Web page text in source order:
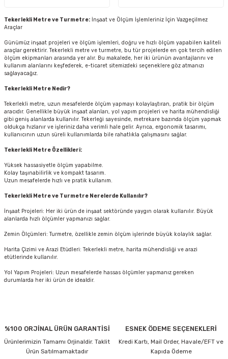
Tekerlekli Metre ve Turmetre: İnşaat ve Ölçüm İşlemleriniz İçin Vazgeçilmez
Araçlar
Günümüz inşaat projeleri ve ölçüm işlemleri, doğru ve hızlı ölçüm yapabilen kaliteli
araçlar gerektirir. Tekerlekli metre ve turmetre, bu tür projelerde en çok tercih edilen
ölçüm ekipmanları arasında yer alır. Bu makalede, her iki ürünün avantajlarını ve
kullanım alanlarını keşfederek, e-ticaret sitemizdeki seçeneklere göz atmanızı
sağlayacağız.
Tekerlekli Metre Nedir?
Tekerlekli metre, uzun mesafelerde ölçüm yapmayı kolaylaştıran, pratik bir ölçüm
aracıdır. Genellikle büyük inşaat alanları, yol yapım projeleri ve harita mühendisliği
gibi geniş alanlarda kullanılır. Tekerleği sayesinde, metrekare bazında ölçüm yapmak
oldukça hızlanır ve işleriniz daha verimli hale gelir. Ayrıca, ergonomik tasarımı,
kullanıcının uzun süreli kullanımlarda bile rahatlıkla çalışmasını sağlar.
Tekerlekli Metre Özellikleri:
Yüksek hassasiyetle ölçüm yapabilme.
Kolay taşınabilirlik ve kompakt tasarım.
Uzun mesafelerde hızlı ve pratik kullanım.
Tekerlekli Metre ve Turmetre Nerelerde Kullanılır?
İnşaat Projeleri: Her iki ürün de inşaat sektöründe yaygın olarak kullanılır. Büyük
alanlarda hızlı ölçümler yapmanızı sağlar.
Zemin Ölçümleri: Turmetre, özellikle zemin ölçüm işlerinde büyük kolaylık sağlar.
Harita Çizimi ve Arazi Etüdleri: Tekerlekli metre, harita mühendisliği ve arazi
etütlerinde kullanılır.
Yol Yapım Projeleri: Uzun mesafelerde hassas ölçümler yapmanız gereken
durumlarda her iki ürün de idealdir.
%100 ORJİNAL ÜRÜN GARANTİSİ
Ürünlerimizin Tamamı Orjinaldir. Taklit
Ürün Satılmamaktadır
ESNEK ÖDEME SEÇENEKLERİ
Kredi Kartı, Mail Order, Havale/EFT ve
Kapıda Ödeme